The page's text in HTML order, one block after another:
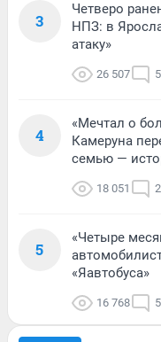
3
Четверо
НПЗ: в
атаку»
26 507
4
«Мечтал о
Камеруна
семью —
18 051
5
«Четыре
«Яавтобуса»
16 768